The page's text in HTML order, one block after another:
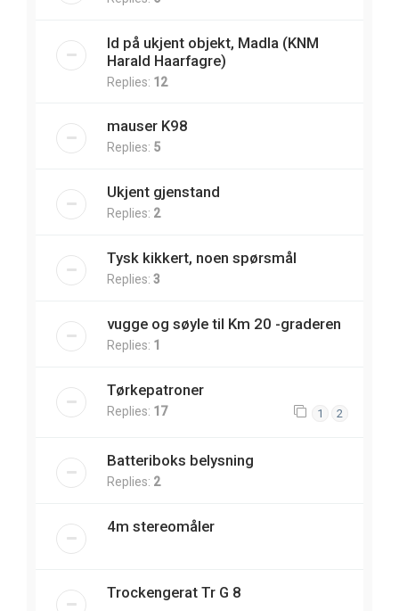
Id på ukjent objekt, Madla (KNM
Harald Haarfagre)
Replies: 12
mauser K98
Replies: 5
Ukjent gjenstand
Replies: 2
Tysk kikkert, noen spørsmål
Replies: 3
vugge og søyle til Km 20 -graderen
Replies: 1
Tørkepatroner
Replies: 17 1 2
Batteriboks belysning
Replies: 2
4m stereomåler
Trockengerat Tr G 8